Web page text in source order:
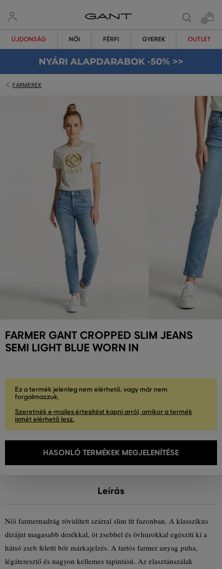
ÚJDONSÁG NŐI FÉRFI GYEREK OUTLET
NYÁRI ALAPDARABOK -50% >>
FARMEREK
FARMER GANT CROPPED SLIM JEANS
SEMI LIGHT BLUE WORN IN
Ez a termék jelenleg nem elérhető, vagy már nem
forgalmazzuk.
Szeretnék e-mailes értesítést kapni arról, amikor a termék
ismét elérhető lesz.
HASONLÓ TERMÉKEK MEGJELENÍTÉSE
Leírás
Női farmernadrág rövidített szárral slim fit fazonban. A klasszikus
dizájnt magasabb derékkal, öt zsebbel és övhurokkal egészíti ki a
hátsó zseb feletti bőr márkajelzés. A tartós farmer anyag puha,
légáteresztő és nagyon kellemes tapintású. Az elasztánszálak